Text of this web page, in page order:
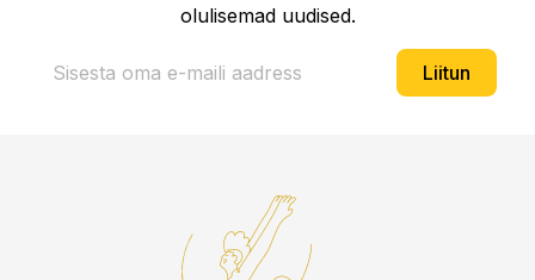
olulisemad uudised.
Liitun